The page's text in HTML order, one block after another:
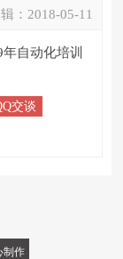
： 2018-05-11
自动化培训
交谈
制作